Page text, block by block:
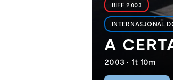
BIFF 2003
INTERNASJONAL
A
2003 • 1t 10m